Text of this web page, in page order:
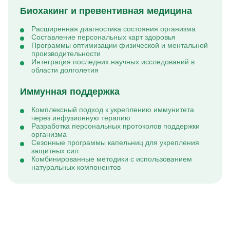
Биохакинг и превентивная медицина
Расширенная диагностика состояния организма
Составление персональных карт здоровья
Программы оптимизации физической и ментальной
производительности
Интеграция последних научных исследований в
области долголетия
Иммунная поддержка
Комплексный подход к укреплению иммунитета
через инфузионную терапию
Разработка персональных протоколов поддержки
организма
Сезонные программы капельниц для укрепления
защитных сил
Комбинированные методики с использованием
натуральных компонентов